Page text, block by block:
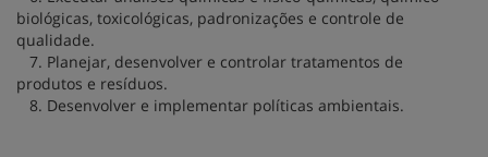
biológicas, toxicológicas, padronizações e controle de
qualidade.
7. Planejar, desenvolver e controlar tratamentos de
produtos e resíduos.
8. Desenvolver e implementar políticas ambientais.